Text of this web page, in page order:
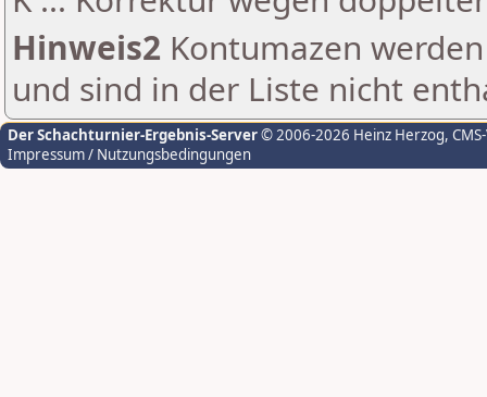
Hinweis2 Kontumazen
und sind in der Liste nicht
Der Schachturnier-Ergebnis-Server© 2006-2026 Heinz Herzog,
Impressum / Nutzungsbedingungen